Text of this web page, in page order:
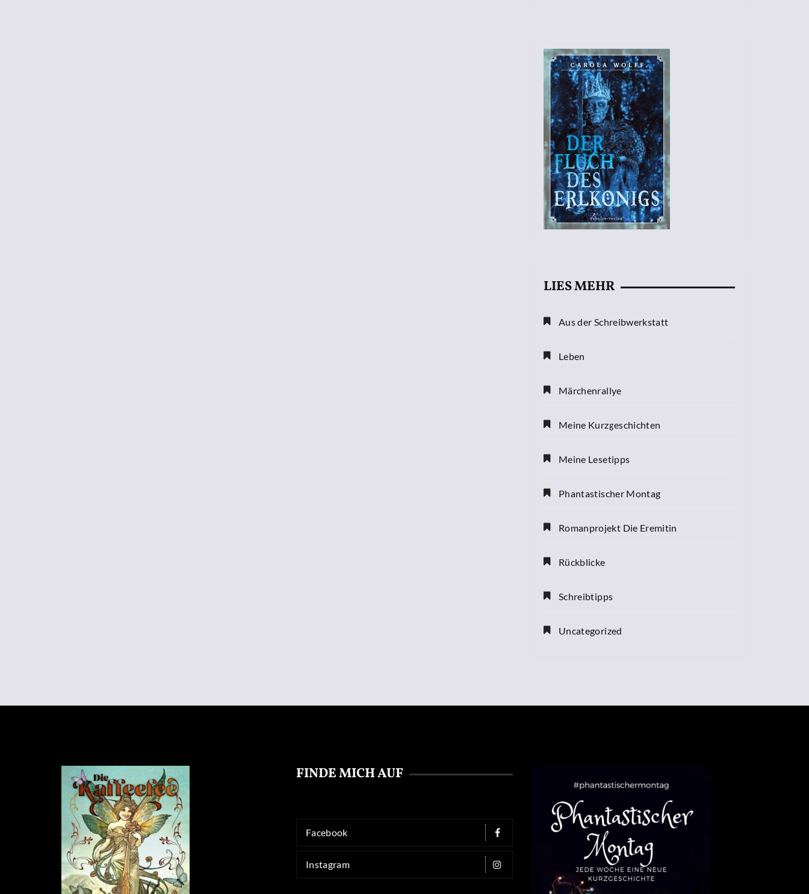
LIES MEHR
Aus der Schreibwerkstatt
Leben
Märchenrallye
Meine Kurzgeschichten
Meine Lesetipps
Phantastischer Montag
Romanprojekt Die Eremitin
Rückblicke
Schreibtipps
Uncategorized
FINDE MICH AUF
Facebook
Instagram